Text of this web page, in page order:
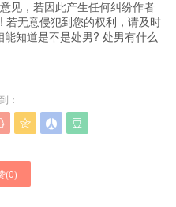
见，若因此产生任何纠纷作者
无意侵犯到您的权利，请及时
能知道是不是处男? 处男有什么
：
  
(0)